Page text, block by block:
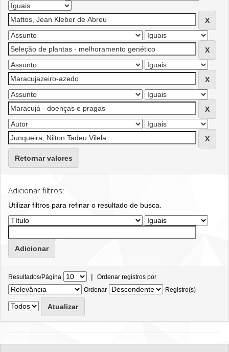
Retornar valores
Adicionar filtros:
Utilizar filtros para refinar o resultado de busca.
Resultados/Página | Ordenar registros por
Ordenar
Registro(s)